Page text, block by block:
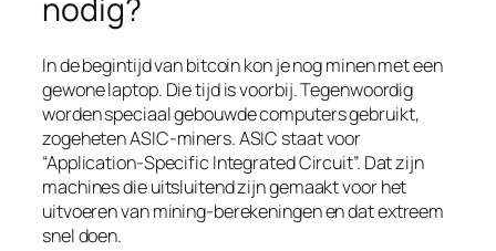
nodig?
In de begintijd van bitcoin kon je nog minen met een
gewone laptop. Die tijd is voorbij. Tegenwoordig
worden speciaal gebouwde computers gebruikt,
zogeheten ASIC-miners. ASIC staat voor
“Application-Specific Integrated Circuit”. Dat zijn
machines die uitsluitend zijn gemaakt voor het
uitvoeren van mining-berekeningen en dat extreem
snel doen.